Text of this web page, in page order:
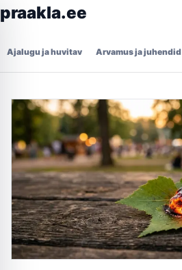
praakla.ee
Ajalugu ja huvitav Arvamus ja juhendid